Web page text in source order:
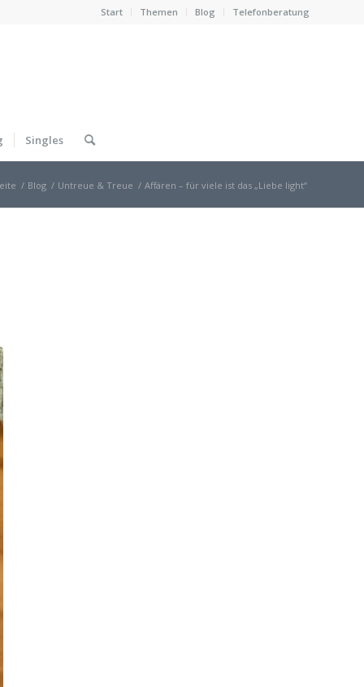
Start Themen Blog Telefonberatung
Singles
/ Blog / Untreue & Treue / Affären – für viele ist das „Liebe light“